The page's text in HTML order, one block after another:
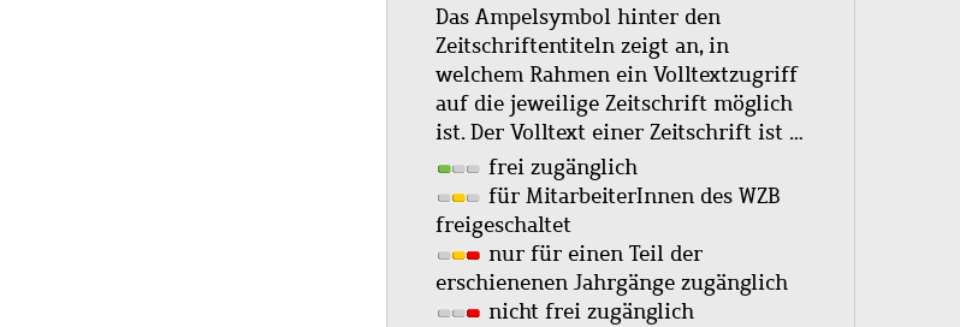
Das Ampelsymbol hinter den
Zeitschriftentiteln zeigt an, in
welchem Rahmen ein Volltextzugriff
auf die jeweilige Zeitschrift möglich
ist. Der Volltext einer Zeitschrift ist …
frei zugänglich
für MitarbeiterInnen des WZB
freigeschaltet
nur für einen Teil der
erschienenen Jahrgänge zugänglich
nicht frei zugänglich